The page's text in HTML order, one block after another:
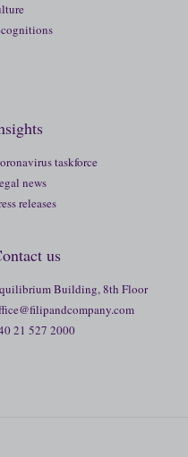
taskforce
news
releases
us
Building, 8th Floor
21 527 2000